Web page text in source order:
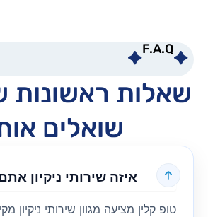
F.A.Q
שאלות ראשונות
שואלים
איזה שירותי ניקיון
טופ קלין מציעה מגוון שירותי ניקיון